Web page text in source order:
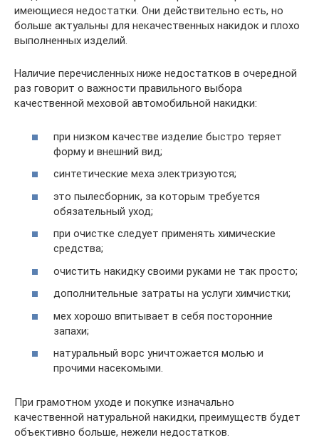
имеющиеся недостатки. Они действительно есть, но
больше актуальны для некачественных накидок и плохо
выполненных изделий.
Наличие перечисленных ниже недостатков в очередной
раз говорит о важности правильного выбора
качественной меховой автомобильной накидки:
при низком качестве изделие быстро теряет
форму и внешний вид;
синтетические меха электризуются;
это пылесборник, за которым требуется
обязательный уход;
при очистке следует применять химические
средства;
очистить накидку своими руками не так просто;
дополнительные затраты на услуги химчистки;
мех хорошо впитывает в себя посторонние
запахи;
натуральный ворс уничтожается молью и
прочими насекомыми.
При грамотном уходе и покупке изначально
качественной натуральной накидки, преимуществ будет
объективно больше, нежели недостатков.